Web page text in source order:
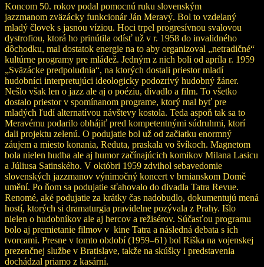
Koncom 50. rokov podal pomocnú ruku slovenským
jazzmanom zväzácky funkcionár Ján Meravý. Bol to vzdelaný
mladý človek s jasnou víziou. Hoci trpel progresívnou svalovou
dystrofiou, ktorá ho prinútila odísť už v r. 1958 do invalidného
dôchodku, mal dostatok energie na to aby organizoval „netradičné“
kultúrne programy pre mládež. Jedným z nich boli od apríla r. 1959
„Sväzácke predpoludnia“, na ktorých dostali priestor mladí
hudobníci interpretujúci ideologicky podozrivý hudobný žáner.
Nešlo však len o jazz ale aj o poéziu, divadlo a film. To všetko
dostalo priestor v spomínanom programe, ktorý mal byť pre
mladých ľudí alternatívou návštevy kostola. Teda aspoň tak sa to
Meravému podarilo obhájiť pred kompetentnými súdruhmi, ktorí
dali projektu zelenú. O podujatie bol už od začiatku enormný
záujem a miesto konania, Reduta, praskala vo švíkoch. Magnetom
bola nielen hudba ale aj humor začínajúcich komikov Milana Lasicu
a Júliusa Satinského. V októbri 1959 zdvihol sebavedomie
slovenských jazzmanov výnimočný koncert v brnianskom Domě
umění. Po ňom sa podujatie sťahovalo do divadla Tatra Revue.
Renomé, aké podujatie za krátky čas nadobudlo, dokumentujú mená
hostí, ktorých si dramaturgia pravidelne pozývala z Prahy. Išlo
nielen o hudobníkov ale aj hercov a režisérov. Súčasťou programu
bolo aj premietanie filmov v kine Tatra a následná debata s ich
tvorcami. Presne v tomto období (1959–61) bol Riška na vojenskej
prezenčnej službe v Bratislave, takže na skúšky i predstavenia
dochádzal priamo z kasární.